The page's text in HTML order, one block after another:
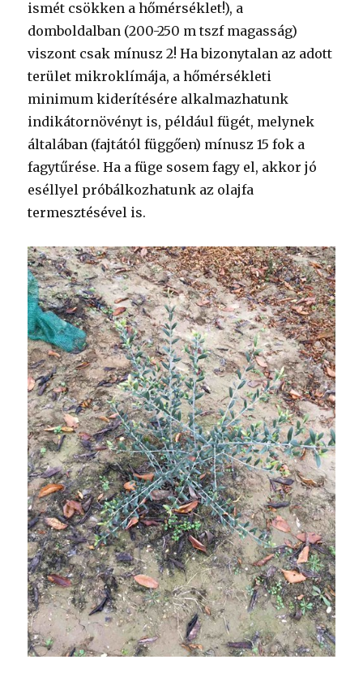
ismét csökken a hőmérséklet!), a
domboldalban (200-250 m tszf magasság)
viszont csak mínusz 2! Ha bizonytalan az adott
terület mikroklímája, a hőmérsékleti
minimum kiderítésére alkalmazhatunk
indikátornövényt is, például fügét, melynek
általában (fajtától függően) mínusz 15 fok a
fagytűrése. Ha a füge sosem fagy el, akkor jó
eséllyel próbálkozhatunk az olajfa
termesztésével is.